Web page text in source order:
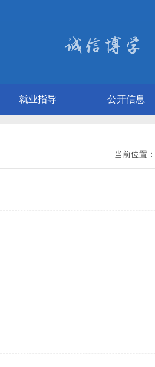
就业指导 公开信息
当前位置：